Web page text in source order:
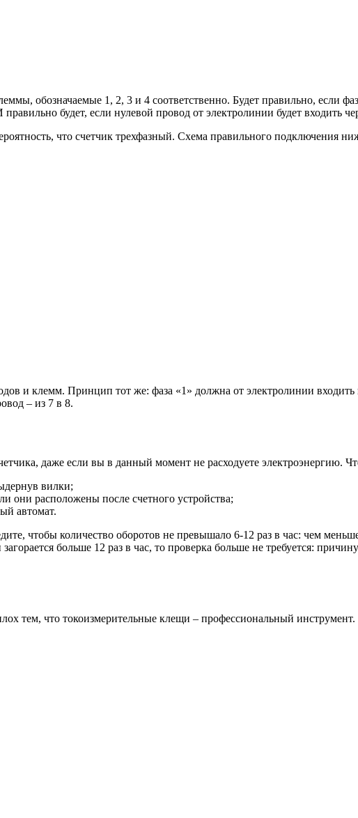
обозначаемые 1, 2, 3 и 4 соответственно. Будет правильно, если
будет, если нулевой провод от электролинии будет входить
что счетчик трехфазный. Схема правильного подключения
и клемм. Принцип тот же: фаза «1» должна от электролинии
– из 7 в 8.
даже если вы в данный момент не расходуете электроэнергию.
вилки;
они расположены после счетного устройства;
автомат.
чтобы количество оборотов не превышало 6-12 раз в час: чем
больше 12 раз в час, то проверка больше не требуется:
тем, что токоизмерительные клещи – профессиональный